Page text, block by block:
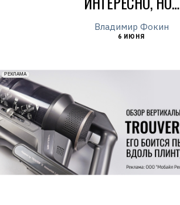
Владимир Фокин
6 ИЮНЯ
erid: 2VfnxxmNzs5
РЕКЛАМА